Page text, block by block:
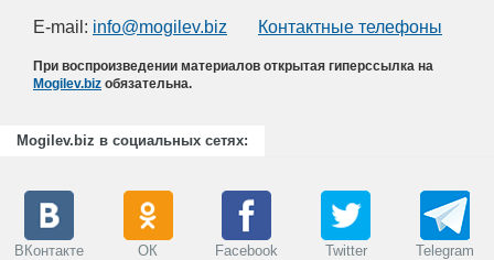
E-mail: info@mogilev.biz Контактные телефоны
При воспроизведении материалов открытая гиперссылка на
Mogilev.biz обязательна.
Mogilev.biz в социальных сетях:
ВКонтакте ОК Facebook Twitter Telegram